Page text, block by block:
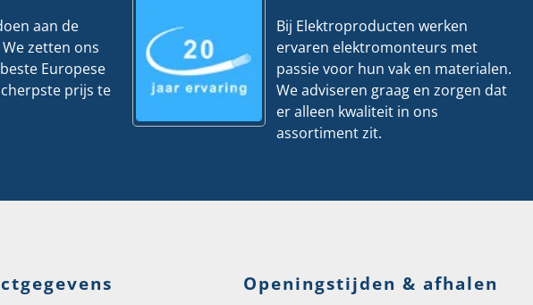
aan de
zetten ons
Europese
prijs te
Bij Elektroproducten werken
ervaren elektromonteurs met
passie voor hun vak en materialen.
We adviseren graag en zorgen dat
er alleen kwaliteit in ons
assortiment zit.
Openingstijden & afhalen